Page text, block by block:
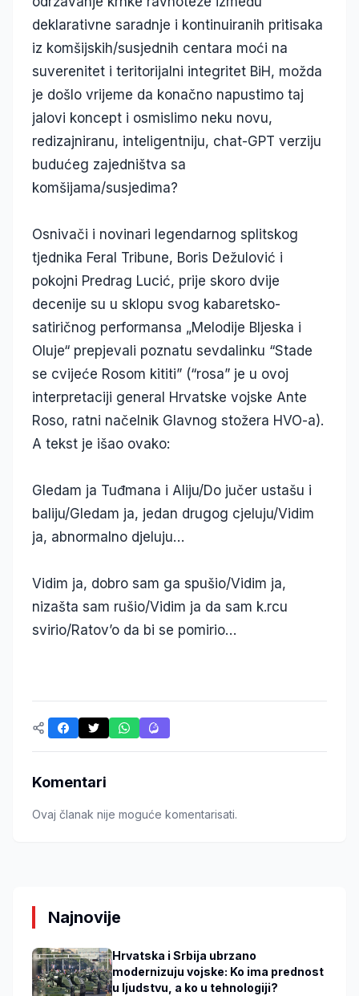
deklarativne saradnje i kontinuiranih pritisaka
iz komšijskih/susjednih centara moći na
suverenitet i teritorijalni integritet BiH, možda
je došlo vrijeme da konačno napustimo taj
jalovi koncept i osmislimo neku novu,
redizajniranu, inteligentniju, chat-GPT verziju
budućeg zajedništva sa
komšijama/susjedima?
Osnivači i novinari legendarnog splitskog
tjednika Feral Tribune, Boris Dežulović i
pokojni Predrag Lucić, prije skoro dvije
decenije su u sklopu svog kabaretsko-
satiričnog performansa „Melodije Bljeska i
Oluje“ prepjevali poznatu sevdalinku “Stade
se cvijeće Rosom kititi” (“rosa” je u ovoj
interpretaciji general Hrvatske vojske Ante
Roso, ratni načelnik Glavnog stožera HVO-a).
A tekst je išao ovako:
Gledam ja Tuđmana i Aliju/Do jučer ustašu i
baliju/Gledam ja, jedan drugog cjeluju/Vidim
ja, abnormalno djeluju…
Vidim ja, dobro sam ga spušio/Vidim ja,
nizašta sam rušio/Vidim ja da sam k.rcu
svirio/Ratov’o da bi se pomirio…
Komentari
Ovaj članak nije moguće komentarisati.
Najnovije
Hrvatska i Srbija ubrzano
modernizuju vojske: Ko ima prednost
u ljudstvu, a ko u tehnologiji?